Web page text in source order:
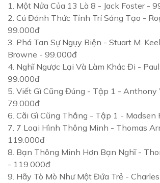
1. Một Nửa Của 13 Là 8 - Jack Foster -
2. Cú Đánh Thức Tỉnh Trí Sáng Tạo -
99.000đ
3. Phá Tan Sự Ngụy Biện - Stuart M.
Browne - 99.000đ
4. Nghĩ Ngược Lại Và Làm Khác Đi -
99.000đ
5. Viết Gì Cũng Đúng - Tập 1 - Anthony
79.000đ
6. Cãi Gì Cũng Thắng - Tập 1 - Madsen
7. 7 Loại Hình Thông Minh - Thomas
119.000đ
8. Bạn Thông Minh Hơn Bạn Nghĩ-
- 119.000đ
9. Hãy Tò Mò Như Một Đứa Trẻ -